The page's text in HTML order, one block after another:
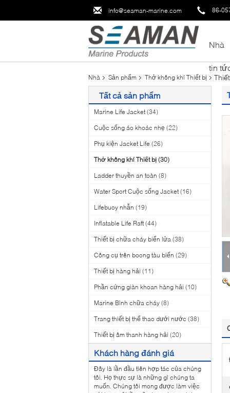
info@seaman-marine.com 86-
Nhà
tin
Nhà Sản phẩm Thở không khí Thiết bị
Tất cả sản phẩm
Marine Life Jacket (34)
Cuộc sống áo khoác nhẹ (22)
Phụ kiện Jacket Life (26)
Thở không khí Thiết bị (30)
Ladder thuyền an toàn (8)
Water Sport Cuộc sống Jacket (16)
Lifebuoy nhẫn (19)
Inflatable Life Raft (44)
Thiết bị chữa cháy biển lửa (38)
Công cụ trên boong tàu biển (29)
Thiết bị hàng hải (11)
Phần cứng giàn khoan hàng hải (10)
Marine Bình chữa cháy (8)
Trang thiết bị thể thao dưới nước (38)
Thiết bị âm thanh hàng hải (20)
Khách hàng đánh giá
Đây là lần đầu tiên hợp tác của chúng
tôi. Họ thực sự là những gì chúng ta
muốn. Chúng tôi mong được làm việc